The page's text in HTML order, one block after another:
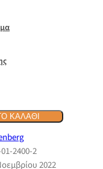
ΚΑΛΆΘΙ
2400-2
2022